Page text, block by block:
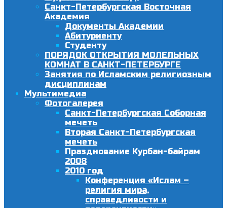
Санкт-Петербургская Восточная
Академия
Документы Академии
Абитуриенту
Студенту
ПОРЯДОК ОТКРЫТИЯ МОЛЕЛЬНЫХ
КОМНАТ В САНКТ-ПЕТЕРБУРГЕ
Занятия по Исламским религиозным
дисциплинам
Мультимедиа
Фотогалерея
Санкт-Петербургская Соборная
мечеть
Вторая Санкт-Петербургская
мечеть
Празднование Курбан-байрам
2008
2010 год
Конференция «Ислам –
религия мира,
справедливости и